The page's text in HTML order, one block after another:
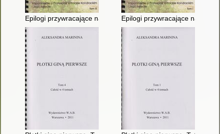
Epilogi przywracające nadzieję : wspomnienie o profesorze
Epilogi przywracające